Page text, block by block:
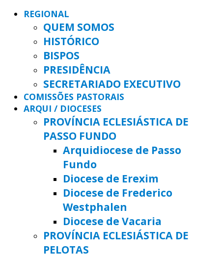
REGIONAL
QUEM SOMOS
HISTÓRICO
BISPOS
PRESIDÊNCIA
SECRETARIADO EXECUTIVO
COMISSÕES PASTORAIS
ARQUI / DIOCESES
PROVÍNCIA ECLESIÁSTICA DE
PASSO FUNDO
Arquidiocese de Passo
Fundo
Diocese de Erexim
Diocese de Frederico
Westphalen
Diocese de Vacaria
PROVÍNCIA ECLESIÁSTICA DE
PELOTAS